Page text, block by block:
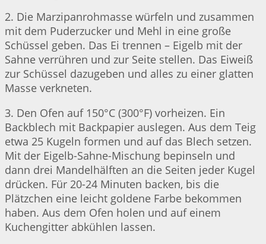
2. Die Marzipanrohmasse würfeln und zusammen
mit dem Puderzucker und Mehl in eine große
Schüssel geben. Das Ei trennen – Eigelb mit der
Sahne verrühren und zur Seite stellen. Das Eiweiß
zur Schüssel dazugeben und alles zu einer glatten
Masse verkneten.
3. Den Ofen auf 150°C (300°F) vorheizen. Ein
Backblech mit Backpapier auslegen. Aus dem Teig
etwa 25 Kugeln formen und auf das Blech setzen.
Mit der Eigelb-Sahne-Mischung bepinseln und
dann drei Mandelhälften an die Seiten jeder Kugel
drücken. Für 20-24 Minuten backen, bis die
Plätzchen eine leicht goldene Farbe bekommen
haben. Aus dem Ofen holen und auf einem
Kuchengitter abkühlen lassen.